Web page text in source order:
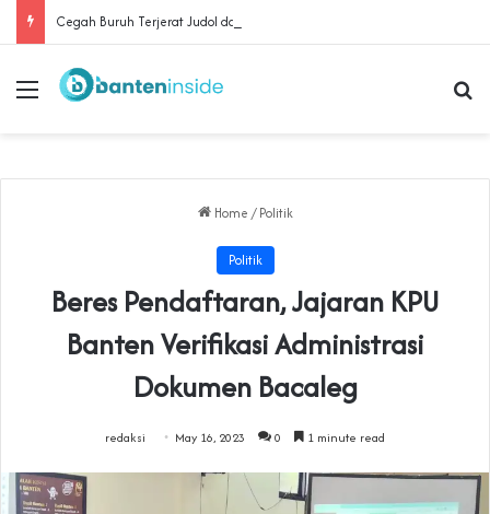
Menu
Home / Politik
Politik
Beres Pendaftaran, Jajaran KPU
Banten Verifikasi Administrasi
Dokumen Bacaleg
redaksi May 16, 2023 0 1 minute read